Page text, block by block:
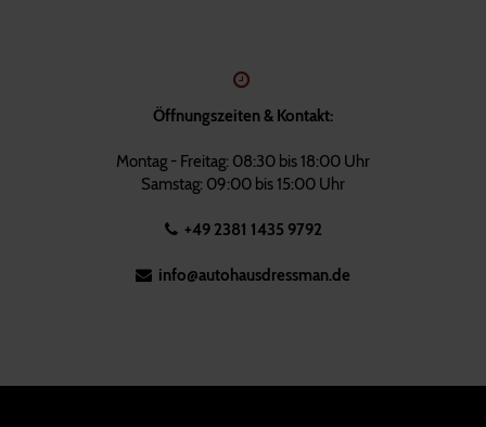
Öffnungszeiten & Kontakt:
Montag - Freitag: 08:30 bis 18:00 Uhr
Samstag: 09:00 bis 15:00 Uhr
+49 2381 1435 9792
info@autohausdressman.de